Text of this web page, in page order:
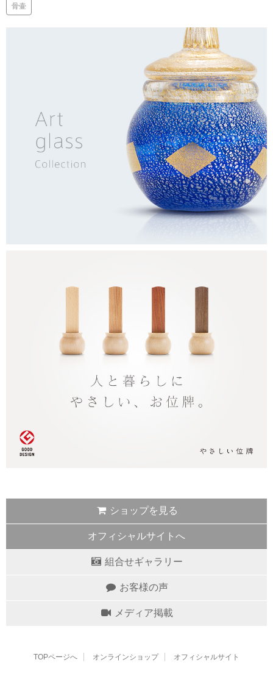
骨壷
ショップを見る
オフィシャルサイトへ
組合せギャラリー
お客様の声
メディア掲載
TOPページへ オンラインショップ オフィシャルサイト